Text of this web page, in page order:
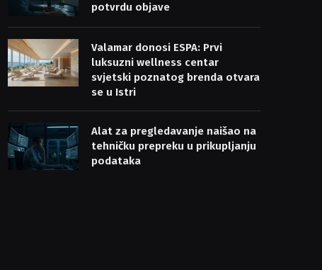
potvrdu objave
Valamar donosi ESPA: Prvi
luksuzni wellness centar
svjetski poznatog brenda otvara
se u Istri
Alat za pregledavanje naišao na
tehničku prepreku u prikupljanju
podataka